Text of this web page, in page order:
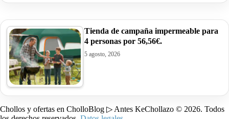
Tienda de campaña impermeable para
4 personas por 56,56€.
5 agosto, 2026
Chollos y ofertas en CholloBlog ▷ Antes KeChollazo © 2026. Todos